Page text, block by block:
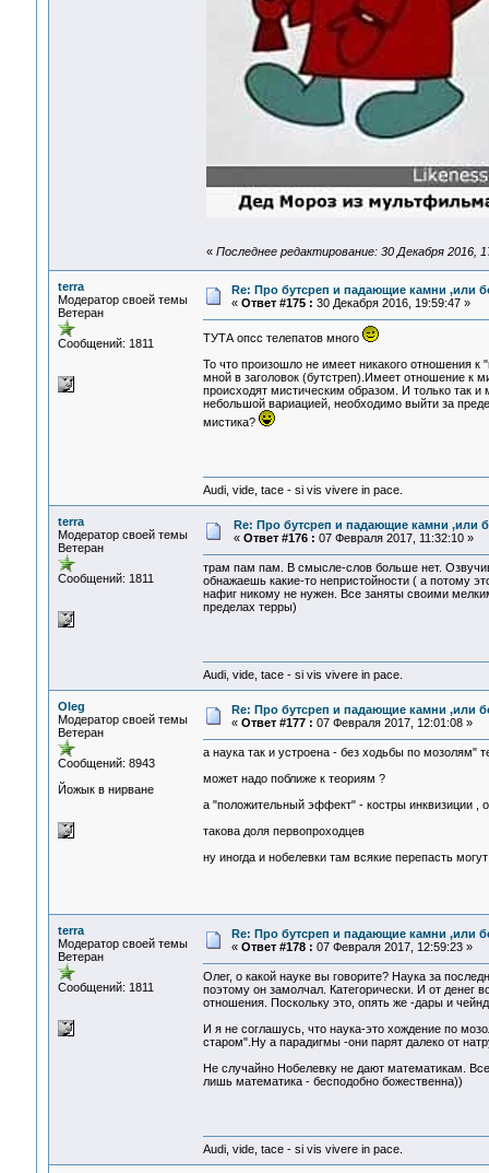
« Последнее редактирование: 30 Декабря 2016,
terra
Модератор своей темы
Ветеран
Сообщений: 1811
Re: Про бутсреп и падающие камни ,или
« Ответ #175 : 30 Декабря 2016, 19:59:47 »
ТУТА опсс телепатов много
То что произошло не имеет никакого отношения
мной в заголовок (бутстреп).Имеет отношение к
происходят мистическим образом. И только так
небольшой вариацией, необходимо выйти за
мистика?
Audi, vide, tace - si vis vivere in pace.
terra
Модератор своей темы
Ветеран
Сообщений: 1811
Re: Про бутсреп и падающие камни ,или
« Ответ #176 : 07 Февраля 2017, 11:32:10 »
трам пам пам. В смысле-слов больше нет.
обнажаешь какие-то непристойности ( а потому
нафиг никому не нужен. Все заняты своими
пределах терры)
Audi, vide, tace - si vis vivere in pace.
Oleg
Модератор своей темы
Ветеран
Сообщений: 8943
Йожык в нирване
Re: Про бутсреп и падающие камни ,или
« Ответ #177 : 07 Февраля 2017, 12:01:08 »
а наука так и устроена - без ходьбы по мозолям"
может надо поближе к теориям ?
а "положительный эффект" - костры инквизиции
такова доля первопроходцев
ну иногда и нобелевки там всякие перепасть могут
terra
Модератор своей темы
Ветеран
Сообщений: 1811
Re: Про бутсреп и падающие камни ,или
« Ответ #178 : 07 Февраля 2017, 12:59:23 »
Олег, о какой науке вы говорите? Наука за
поэтому он замолчал. Категорически. И от денег
отношения. Поскольку это, опять же -дары и
И я не соглашусь, что наука-это хождение по
старом".Ну а парадигмы -они парят далеко от
Не случайно Нобелевку не дают математикам.
лишь математика - бесподобно божественна))
Audi, vide, tace - si vis vivere in pace.